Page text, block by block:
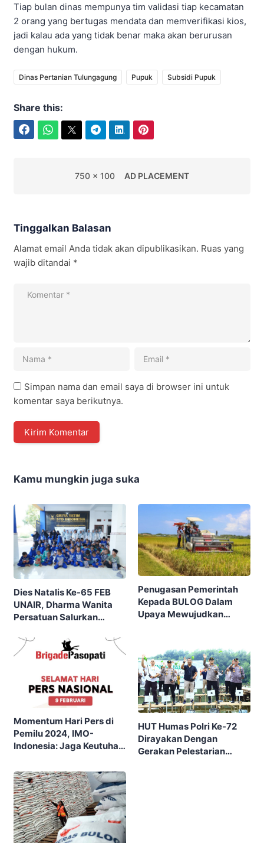
Tiap bulan dinas mempunya tim validasi tiap kecamatan
2 orang yang bertugas mendata dan memverifikasi kios,
jadi kalau ada yang tidak benar maka akan berurusan
dengan hukum.
Dinas Pertanian Tulungagung Pupuk Subsidi Pupuk
Share this:
750 x 100 AD PLACEMENT
Tinggalkan Balasan
Alamat email Anda tidak akan dipublikasikan. Ruas yang
wajib ditandai *
Simpan nama dan email saya di browser ini untuk
komentar saya berikutnya.
Kamu mungkin juga suka
Dies Natalis Ke-65 FEB
UNAIR, Dharma Wanita
Persatuan Salurkan
Kepada Lansia Dan Anak
Yatim
Penugasan Pemerintah
Kepada BULOG Dalam
Upaya Mewujudkan
Momentum Hari Pers di
Pemilu 2024, IMO-
Indonesia: Jaga Keutuhan
HUT Humas Polri Ke-72
Dirayakan Dengan
Gerakan Pelestarian